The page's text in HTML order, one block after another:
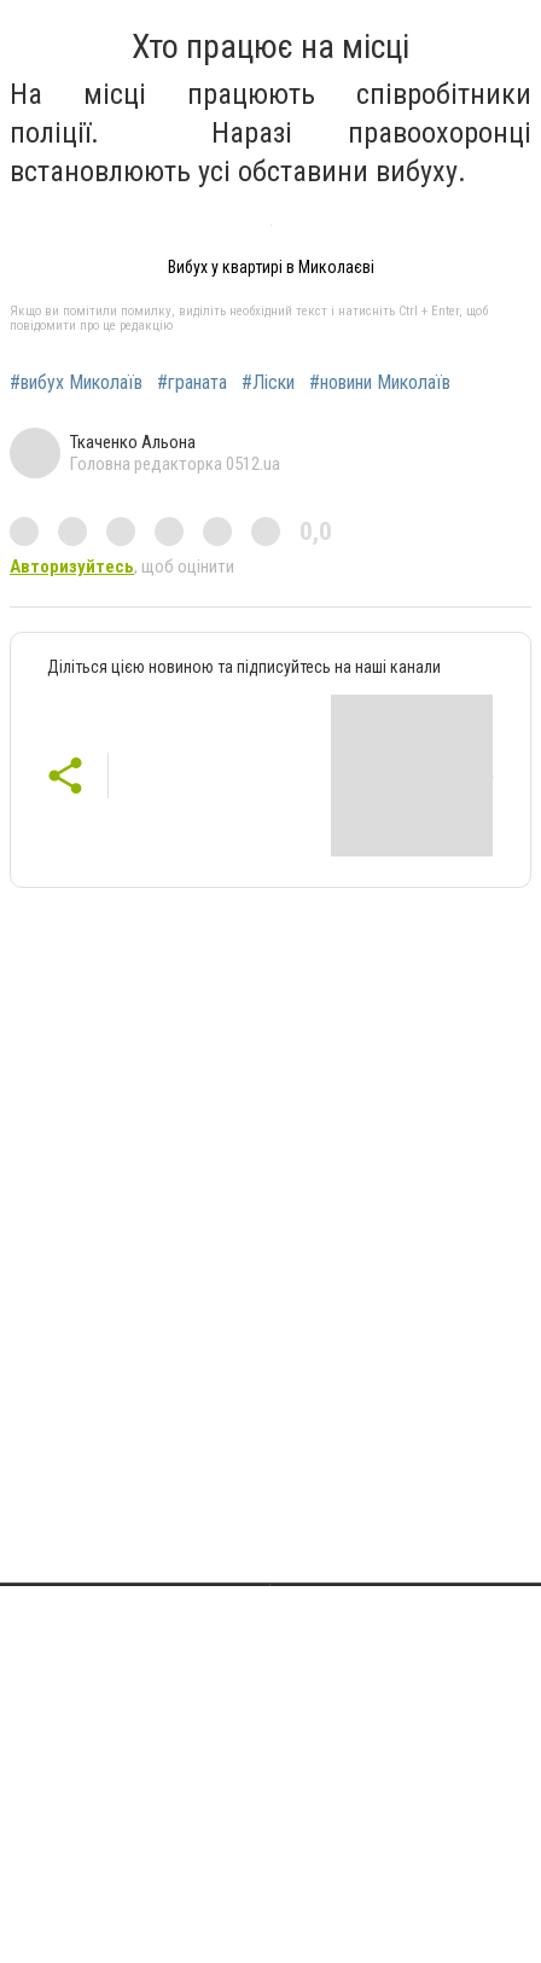
Хто працює на місці
На місці працюють співробітники
поліції. Наразі правоохоронці
встановлюють усі обставини вибуху.
Вибух у квартирі в Миколаєві
Якщо ви помітили помилку, виділіть необхідний текст і натисніть Ctrl + Enter, щоб
повідомити про це редакцію
#вибух Миколаїв #граната #Ліски #новини Миколаїв
Ткаченко Альона
Головна редакторка 0512.ua
0,0
Авторизуйтесь, щоб оцінити
Діліться цією новиною та підписуйтесь на наші канали